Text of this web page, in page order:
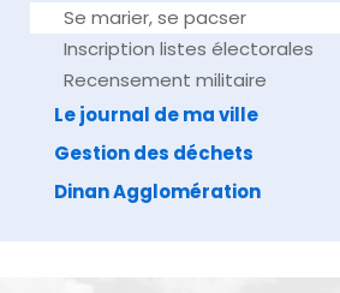
Se marier, se pacser
Inscription listes électorales
Recensement militaire
Le journal de ma ville
Gestion des déchets
Dinan Agglomération